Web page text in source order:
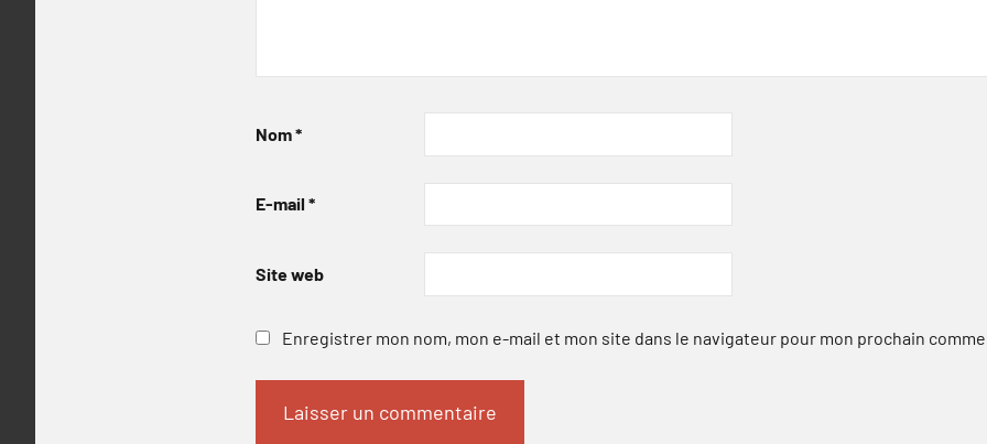
Nom*
E-mail *
Site web
Enregistrer mon nom, mon e-mail et mon site dans le navigateur pour mon prochain